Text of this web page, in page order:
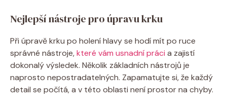
Nejlepší nástroje pro úpravu krku
Při úpravě krku po holení hlavy se hodí mít po ruce
správné nástroje,které vám usnadní práci a zajistí
dokonalý výsledek. Několik základních nástrojů je
naprosto nepostradatelných. Zapamatujte si, že každý
detail se počítá, a v této oblasti není prostor na chyby.